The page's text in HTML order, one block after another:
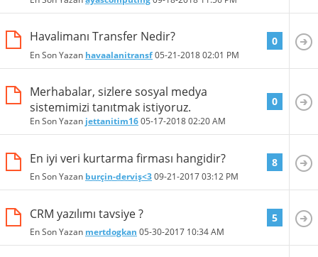
Havalimanı Transfer Nedir?
En Son Yazan havaalanitransf05-21-201802:01 PM
0
Merhabalar, sizlere sosyal medya
sistemimizi tanıtmak istiyoruz.
En Son Yazan jettanitim1605-17-201802:20 AM
0
En iyi veri kurtarma firması hangidir?
En Son Yazan burçin-derviş<309-21-201703:12 PM
8
CRM yazılımı tavsiye ?
En Son Yazan mertdogkan 05-30-2017 10:34 AM
5